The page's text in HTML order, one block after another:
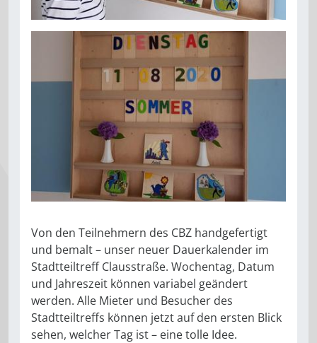
Von den Teilnehmern des CBZ handgefertigt
und bemalt – unser neuer Dauerkalender im
Stadtteiltreff Clausstraße. Wochentag, Datum
und Jahreszeit können variabel geändert
werden. Alle Mieter und Besucher des
Stadtteiltreffs können jetzt auf den ersten Blick
sehen, welcher Tag ist – eine tolle Idee.